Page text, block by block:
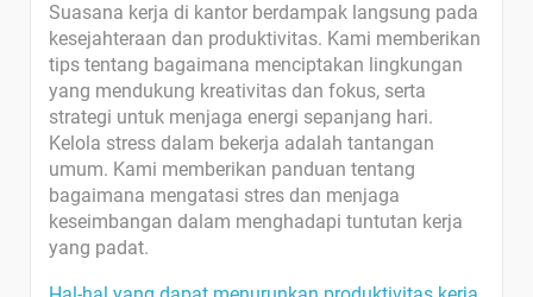
Suasana kerja di kantor berdampak langsung pada
kesejahteraan dan produktivitas. Kami memberikan
tips tentang bagaimana menciptakan lingkungan
yang mendukung kreativitas dan fokus, serta
strategi untuk menjaga energi sepanjang hari.
Kelola stress dalam bekerja adalah tantangan
umum. Kami memberikan panduan tentang
bagaimana mengatasi stres dan menjaga
keseimbangan dalam menghadapi tuntutan kerja
yang padat.